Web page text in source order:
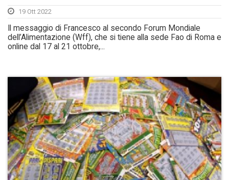
19 Ott 2022
Il messaggio di Francesco al secondo Forum Mondiale
dell’Alimentazione (Wff), che si tiene alla sede Fao di Roma e
online dal 17 al 21 ottobre,...